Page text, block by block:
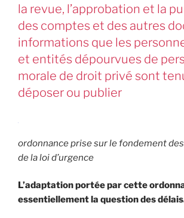
la revue, l’approbation et la
des comptes et des autres
informations que les
et entités dépourvues de
morale de droit privé sont
déposer ou publier
ordonnance prise sur le fondement
de la loi d’urgence
L’adaptation portée par cette
essentiellement la question des